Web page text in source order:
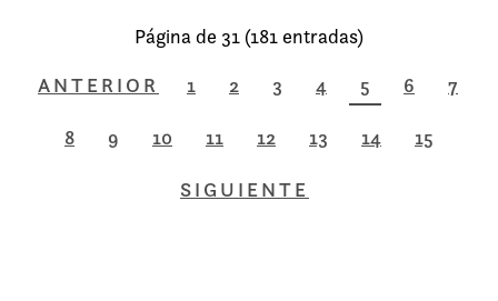
Página de 31 (181 entradas)
ANTERIOR
1 2 3 4 5 6 7
8 9 10 11 12 13 14 15
SIGUIENTE